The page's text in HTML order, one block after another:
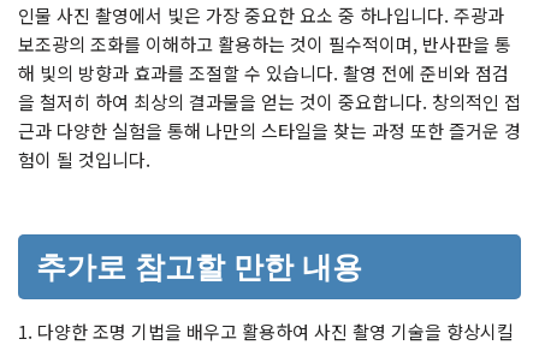
인물 사진 촬영에서 빛은 가장 중요한 요소 중 하나입니다. 주광과
보조광의 조화를 이해하고 활용하는 것이 필수적이며, 반사판을 통
해 빛의 방향과 효과를 조절할 수 있습니다. 촬영 전에 준비와 점검
을 철저히 하여 최상의 결과물을 얻는 것이 중요합니다. 창의적인 접
근과 다양한 실험을 통해 나만의 스타일을 찾는 과정 또한 즐거운 경
험이 될 것입니다.
추가로 참고할 만한 내용
1. 다양한 조명 기법을 배우고 활용하여 사진 촬영 기술을 향상시킬